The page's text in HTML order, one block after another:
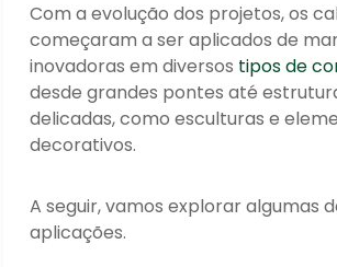
Com a evolução dos projetos, os
começaram a ser aplicados de
inovadoras em diversos tipos de
desde grandes pontes até
delicadas, como esculturas e
decorativos.
A seguir, vamos explorar algumas
aplicações.